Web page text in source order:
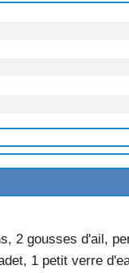
2 gousses d'ail,
1 petit verre